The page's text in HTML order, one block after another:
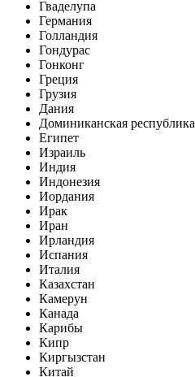
Гваделупа
Германия
Голландия
Гондурас
Гонконг
Греция
Грузия
Дания
Доминиканская республика
Египет
Израиль
Индия
Индонезия
Иордания
Ирак
Иран
Ирландия
Испания
Италия
Казахстан
Камерун
Канада
Карибы
Кипр
Киргызстан
Китай